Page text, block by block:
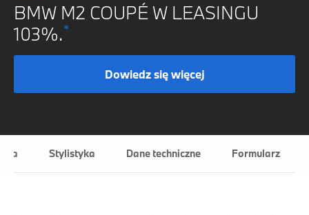
BMW M2 COUPÉ W LEASINGU
103%.*
Dowiedz się więcej
Stylistyka Dane techniczne Formularz